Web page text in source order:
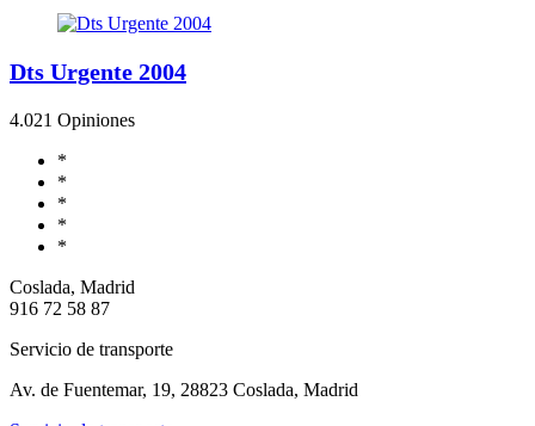
Dts Urgente 2004
4.021 Opiniones
*
*
*
*
*
Coslada, Madrid
916 72 58 87
Servicio de transporte
Av. de Fuentemar, 19, 28823 Coslada, Madrid